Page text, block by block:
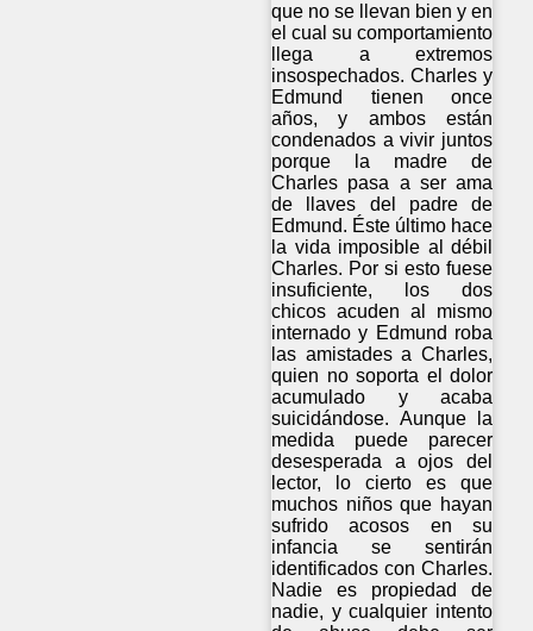
que no se llevan bien y en
el cual su comportamiento
llega a extremos
insospechados. Charles y
Edmund tienen once
años, y ambos están
condenados a vivir juntos
porque la madre de
Charles pasa a ser ama
de llaves del padre de
Edmund. Éste último hace
la vida imposible al débil
Charles. Por si esto fuese
insuficiente, los dos
chicos acuden al mismo
internado y Edmund roba
las amistades a Charles,
quien no soporta el dolor
acumulado y acaba
suicidándose. Aunque la
medida puede parecer
desesperada a ojos del
lector, lo cierto es que
muchos niños que hayan
sufrido acosos en su
infancia se sentirán
identificados con Charles.
Nadie es propiedad de
nadie, y cualquier intento